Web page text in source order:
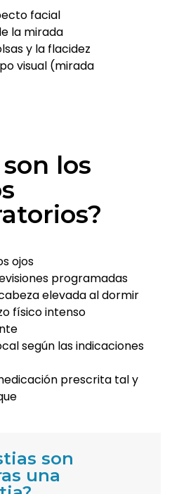
facial
la mirada
y la flacidez
visual (mirada
los
ojos
programadas
elevada al dormir
físico intenso
según las indicaciones
prescrita tal y
son
una